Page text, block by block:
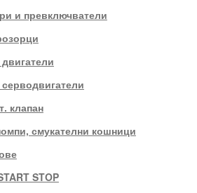
и превключватели
клапан
смукателни кошници
STOP